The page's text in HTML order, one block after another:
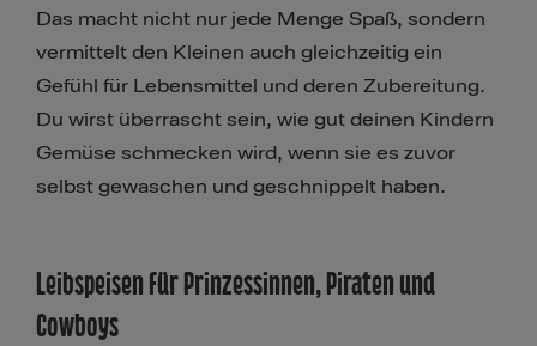
Das macht nicht nur jede Menge Spaß, sondern
vermittelt den Kleinen auch gleichzeitig ein
Gefühl für Lebensmittel und deren Zubereitung.
Du wirst überrascht sein, wie gut deinen Kindern
Gemüse schmecken wird, wenn sie es zuvor
selbst gewaschen und geschnippelt haben.
Leibspeisen für Prinzessinnen, Piraten und
Cowboys